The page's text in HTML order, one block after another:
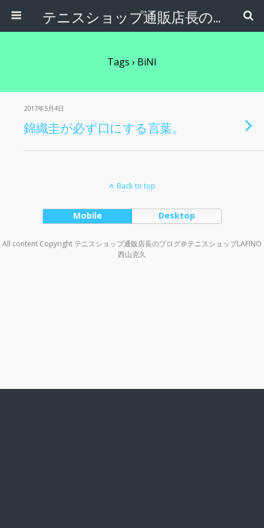
テニスショップ通販店長のブログ＠テニスショップLAFINO 西山克久
Tags › BiNI
2017年5月4日
錦織圭が必ず口にする言葉。
Back to top
Mobile Desktop
All content Copyright テニスショップ通販店長のブログ＠テニスショップLAFINO
西山克久